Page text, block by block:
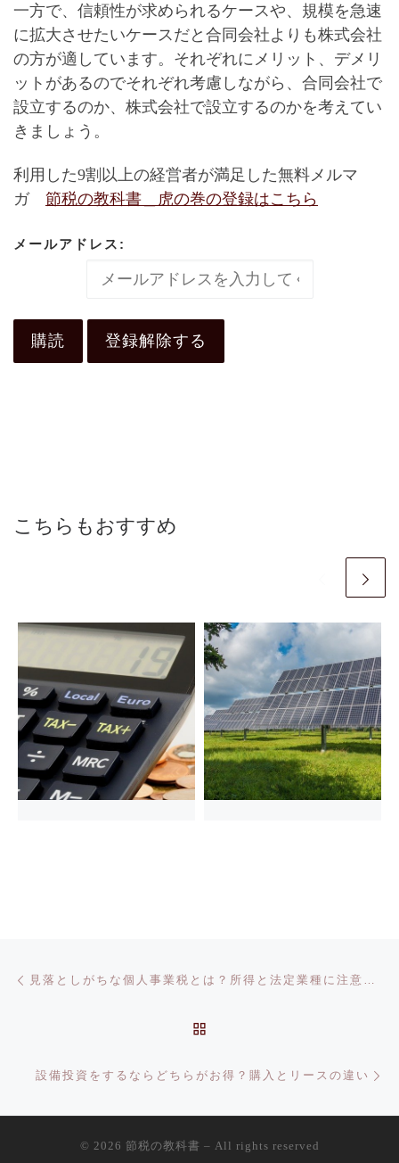
一方で、 信頼性が求められるケースや、規模を急速
に拡大させたいケース だと合同会社よりも株式会社
の方が適しています。それぞれにメリット、デメリ
ットがあるのでそれぞれ考慮しながら、合同会社で
設立するのか、株式会社で設立するのかを考えてい
きましょう。
利用した9割以上の経営者が満足した無料メルマ
ガ 節税の教科書＿虎の巻の登録はこちら
メールアドレス:
こちらもおすすめ
投稿ナビゲーション 見落としがちな個人事業税とは？所得と法定業種に注意しよう
設備投資をするならどちらがお得？購入とリースの違い
© 2026 節税の教科書 – All rights reserved